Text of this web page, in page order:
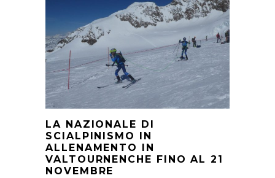
LA NAZIONALE DI
SCIALPINISMO IN
ALLENAMENTO IN
VALTOURNENCHE FINO AL 21
NOVEMBRE